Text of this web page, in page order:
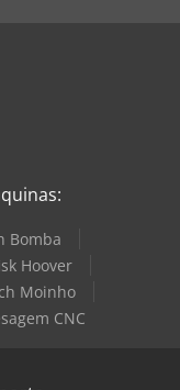
Bomba
Hoover
Moinho
CNC